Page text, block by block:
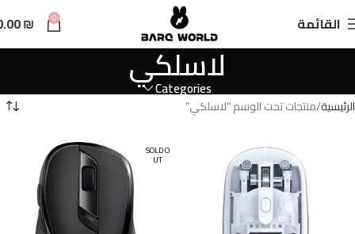
القائمة 0
₪
لاسلكي
Categories
الرئيسية منتجات تحت الوسم “لاسلكي”
SOLD O
UT